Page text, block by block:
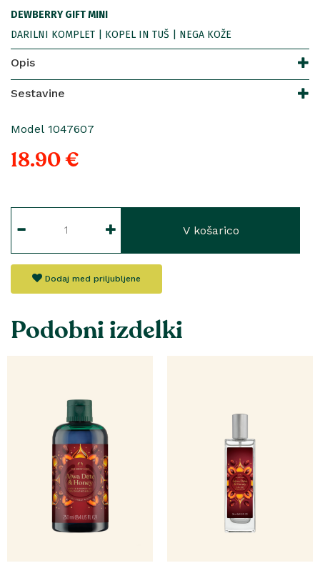
DEWBERRY GIFT MINI
DARILNI KOMPLET | KOPEL IN TUŠ | NEGA KOŽE
Opis
Sestavine
Model 1047607
18.90 €
V košarico
Dodaj med priljubljene
Podobni izdelki